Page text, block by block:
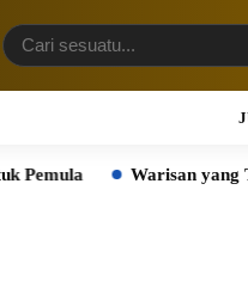
Warisan yang Terus